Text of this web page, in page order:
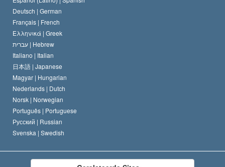
Deutsch | German
Français | French
Ελληνικά | Greek
עברית | Hebrew
Italiano | Italian
日本語 | Japanese
Magyar | Hungarian
Nederlands | Dutch
Norsk | Norwegian
Português | Portuguese
Русский | Russian
Svenska | Swedish